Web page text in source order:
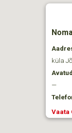
küla
—
Vaata